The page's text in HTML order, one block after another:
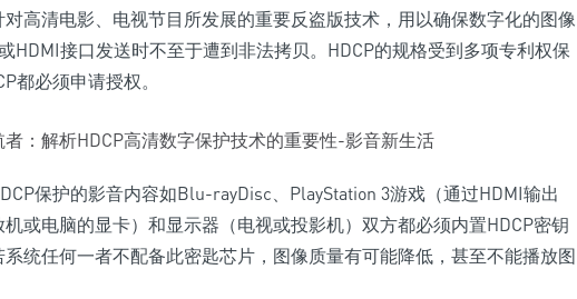
高清电影、电视节目所发展的重要反盗版技术，用以确保数字化的图像
HDMI接口发送时不至于遭到非法拷贝。HDCP的规格受到多项专利权保
都必须申请授权。
保护的影音内容如Blu-rayDisc、PlayStation 3游戏（通过HDMI输出
或电脑的显卡）和显示器（电视或投影机）双方都必须内置HDCP密钥
统任何一者不配备此密匙芯片，图像质量有可能降低，甚至不能播放图